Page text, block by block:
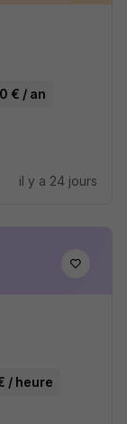
€ / an
il y a 24 jours
/ heure